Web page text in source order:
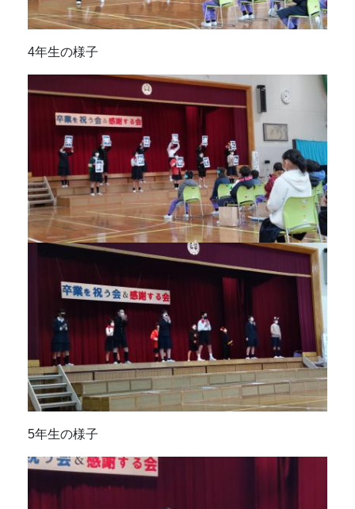
4年生の様子
5年生の様子